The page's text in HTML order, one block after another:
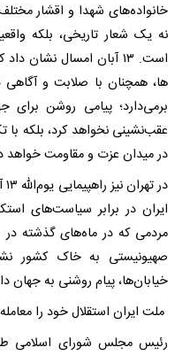
خانواده‌های شهدا و اقشار
نه یک شعار تاریخی، بلکه
است. ۱۳ آبان امسال
ها، همچنان با صلابت و
برمی‌دارد؛ پیامی روشن برای
عقب‌نشینی نخواهد کرد، بلکه
در میدان عزت و مقاومت خواهد
ایران در برابر سیاست‌های
مردمی که در ماه‌های گذشته
صهیونیستی به خاک کشور
خیابان‌ها، پیام روشنی به جهان
ملت ایران استقلال خود را
رئیس مجلس شورای اسلامی طی